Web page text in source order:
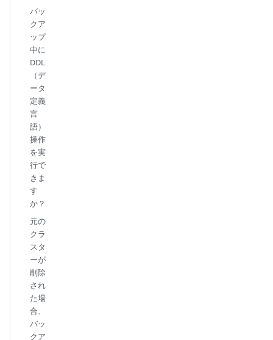
バッ
クア
ップ
中に
DDL
（デ
ータ
定義
言
語）
操作
を実
行で
きま
す
か？
元の
クラ
スタ
ーが
削除
され
た場
合、
バッ
クア